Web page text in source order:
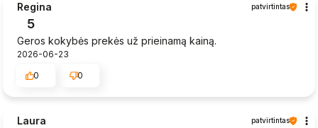
Regina patvirtintas
5
Geros kokybės prekės už prieinamą kainą.
2026-06-23
0
0
Laura patvirtintas